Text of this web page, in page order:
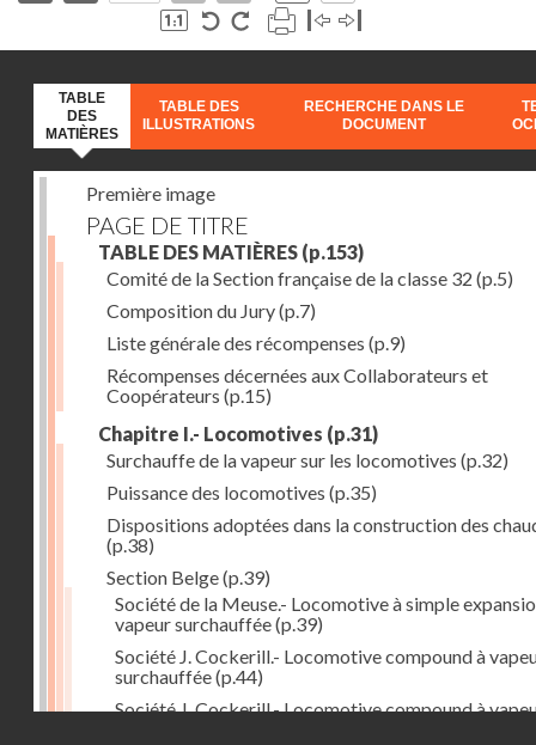
TABLE
DES
MATIÈRES
TABLE DES
ILLUSTRATIONS
RECHERCHE DANS LE
DOCUMENT
Première image
PAGE DE TITRE
TABLE DES MATIÈRES (p.153)
Comité de la Section française de la classe 32 (p.5)
Composition du Jury(p.7)
Liste générale des récompenses (p.9)
Récompenses décernées aux Collaborateurs et
Coopérateurs (p.15)
Chapitre I.- Locomotives (p.31)
Surchauffe de la vapeur sur les locomotives (p.32)
Puissance des locomotives (p.35)
Dispositions adoptées dans la construction des
(p.38)
Section Belge(p.39)
Société de la Meuse.- Locomotive à simple
vapeur surchauffée(p.39)
Société J. Cockerill.- Locomotive compound à
surchauffée(p.44)
Société J. Cockerill.- Locomotive compound à